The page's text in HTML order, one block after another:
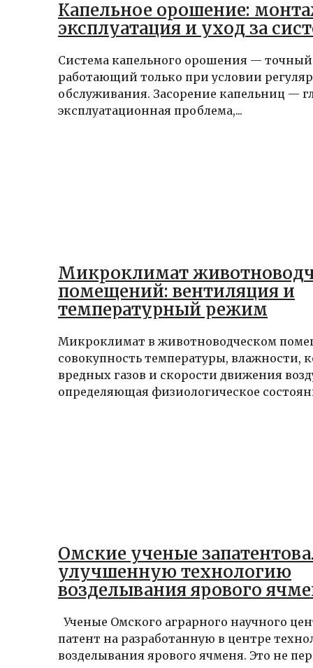
Капельное орошение:
эксплуатация и уход за
Система капельного орошения —
работающий только при условии
обслуживания. Засорение капельниц —
эксплуатационная проблема,...
Микроклимат
помещений: вентиляция и
температурный режим
Микроклимат в животноводческом
совокупность температуры, влажности,
вредных газов и скорости движения
определяющая физиологическое
Омские ученые
улучшенную технологию
возделывания ярового
Ученые Омского аграрного научного
патент на разработанную в центре
возделывания ярового ячменя. Это не